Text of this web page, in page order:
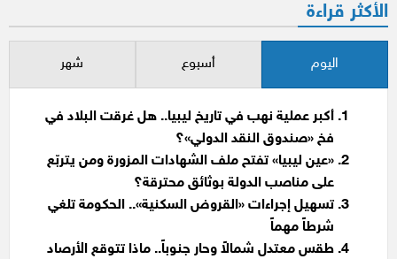
الأكثر قراءة
اليوم أسبوع شهر
أكبر عملية نهب في تاريخ ليبيا.. هل غرقت البلاد في
فخ «صندوق النقد الدولي»؟
«عين ليبيا» تفتح ملف الشهادات المزورة ومن يتربّع
على مناصب الدولة بوثائق محترقة؟
تسهيل إجراءات «القروض السكنية».. الحكومة تلغي
شرطاً مهماً
طقس معتدل شمالاً وحار جنوباً.. ماذا تتوقع الأرصاد